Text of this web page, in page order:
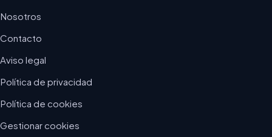
Nosotros
Contacto
Aviso legal
Política de privacidad
Política de cookies
Gestionar cookies